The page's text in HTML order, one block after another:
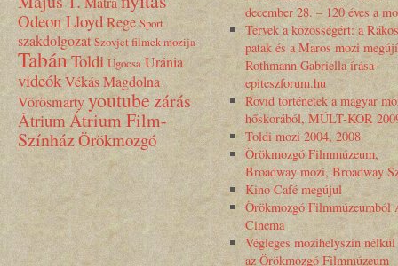
Odeon LloydRege Sport
szakdolgozat Szovjet filmek mozija
TabánToldi Ugocsa Uránia
videókVékás Magdolna
Vörösmartyyoutubezárás
ÁtriumÁtrium Film-
SzínházÖrökmozgó
december 28. – 120 éves a
Tervek a közösségért: a
patak és a Maros mozi
Rothmann Gabriella írása-
epiteszforum.hu
Rövid történetek a magyar
hőskorából, MÚLT-KOR
Toldi mozi 2004, 2008
Örökmozgó Filmmúzeum,
Broadway mozi, Broadway
Kino Café megújul
Örökmozgó Filmmúzeumból
Cinema
Végleges mozihelyszín nélkül
az Örökmozgó Filmmúzeum